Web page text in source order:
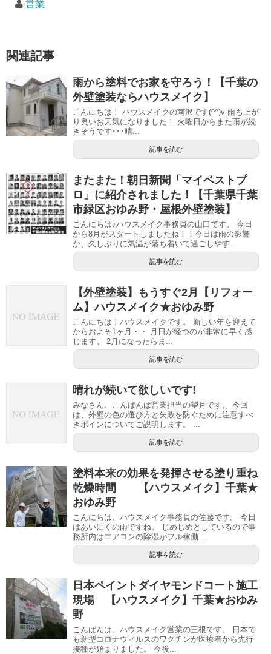
営業
関連記事
雨から塗料でお家を守ろう！【千葉の
外壁塗装ならハウスメイク】
こんにちは！ ハウスメイクの南沢です(^^)v 雨も上が
り良いお天気になりました！ 火曜日からまた雨が続
きそうです･･･晴...
記事を読む
またまた！朝日新聞「マイベストプ
ロ」に紹介されました！【千葉県千葉
市緑区おゆみ野・屋根外壁塗装】
こんにちは♪ハウスメイク事務員の山口です。 今日
から8月がスタートしましたね！！今日は雨の影響
か、久しぶりに気温が落ち着いて過ごしやす...
記事を読む
【外壁塗装】もうすぐ2月【リフォー
ム】ハウスメイク★おゆみ野
こんにちは！ハウスメイクです。 新しい年を迎えて
からおよそ1ヶ月・・ 月日が経つのが非常に早く感
じます。 2月になったらま...
記事を読む
晴れが続いて欲しいです!
みなさん、こんばんは営業担当の望月です。 今回
は、外壁の色の選び方と失敗を防ぐために注意すべ
きポインについてご説明します。 ...
記事を読む
塗料本来の効果を発揮させる塗り重ね
乾燥時間 【ハウスメイク】千葉★
おゆみ野
こんにちは、ハウスメイク事務員の佐藤です。 今日
はあいにくの雨ですね。 じめじめとしているので事
務所内はエアコンの除湿がフル稼働...
記事を読む
日本ペイントダイヤモンドコート施工
現場 【ハウスメイク】千葉★おゆみ
野
こんばんは、ハウスメイク営業の三根です。 日本で
も新型コロナウィルスのワクチンが医療者から先行
接種が始まりました。 今後...